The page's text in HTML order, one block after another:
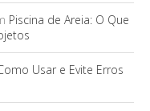
Piscina de Areia: O Que
Usar e Evite Erros